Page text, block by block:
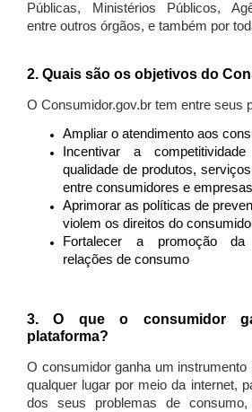
Públicas, Ministérios Públicos,
entre outros órgãos, e também por
2. Quais são os objetivos do
O Consumidor.gov.br tem entre seus
Ampliar o atendimento aos
Incentivar a
qualidade de produtos,
entre consumidores e empresas
Aprimorar as políticas de
violem os direitos do
Fortalecer a promoção da
relações de consumo
3. O que o consumidor
plataforma?
O consumidor ganha um
qualquer lugar por meio da internet,
dos seus problemas de